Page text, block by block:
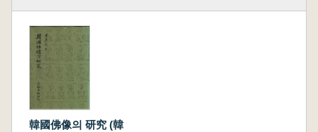
韓國佛像의 研究 (韓